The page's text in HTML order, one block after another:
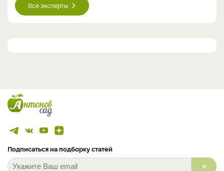
Все эксперты
Подписаться на подборку статей
>